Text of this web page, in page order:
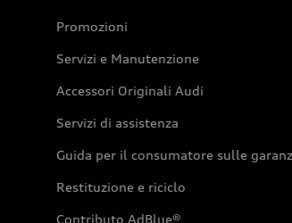
Promozioni
Servizi e Manutenzione
Accessori Originali Audi
Servizi di assistenza
Guida per il consumatore sulle
Restituzione e riciclo
Contributo AdBlue®